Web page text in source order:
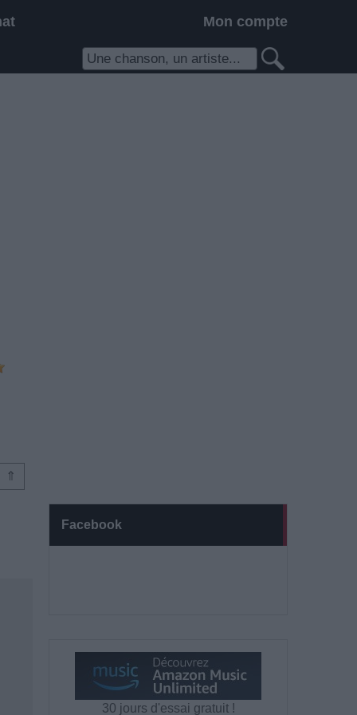
Mon compte
Facebook
30 jours d'essai gratuit !
⇑